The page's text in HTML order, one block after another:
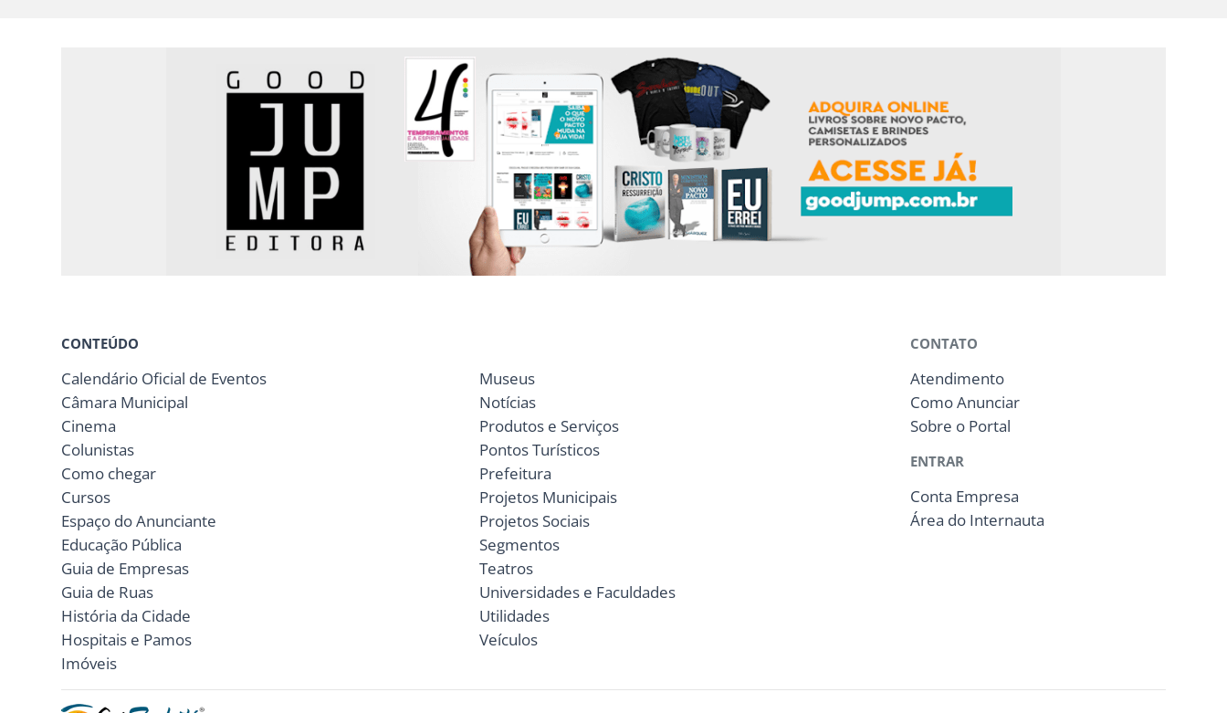
CONTEÚDO
Calendário Oficial de Eventos
Câmara Municipal
Cinema
Colunistas
Como chegar
Cursos
Espaço do Anunciante
Educação Pública
Guia de Empresas
Guia de Ruas
História da Cidade
Hospitais e Pamos
Imóveis
Museus
Notícias
Produtos e Serviços
Pontos Turísticos
Prefeitura
Projetos Municipais
Projetos Sociais
Segmentos
Teatros
Universidades e Faculdades
Utilidades
Veículos
CONTATO
Atendimento
Como Anunciar
Sobre o Portal
ENTRAR
Conta Empresa
Área do Internauta